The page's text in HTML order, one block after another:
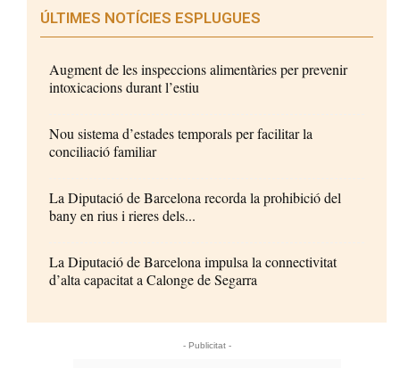
ÚLTIMES NOTÍCIES ESPLUGUES
Augment de les inspeccions alimentàries per prevenir
intoxicacions durant l’estiu
Nou sistema d’estades temporals per facilitar la
conciliació familiar
La Diputació de Barcelona recorda la prohibició del
bany en rius i rieres dels...
La Diputació de Barcelona impulsa la connectivitat
d’alta capacitat a Calonge de Segarra
- Publicitat -